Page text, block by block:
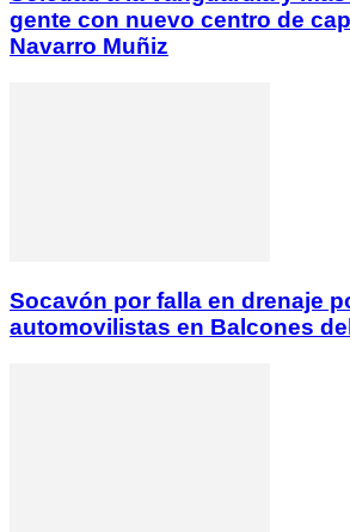
gente con nuevo centro de
Navarro Muñiz
Socavón por falla en drenaje
automovilistas en Balcones